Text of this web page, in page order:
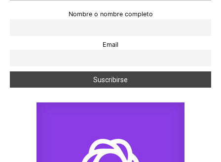
Nombre o nombre completo
Email